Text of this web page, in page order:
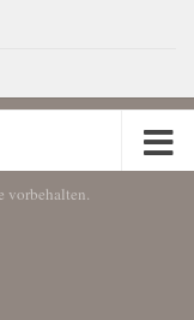
vorbehalten.